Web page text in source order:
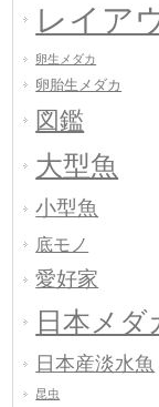
レイア
卵生メダカ
卵胎生メダカ
図鑑
大型魚
小型魚
底モノ
愛好家
日本メダ
日本産淡水魚
昆虫